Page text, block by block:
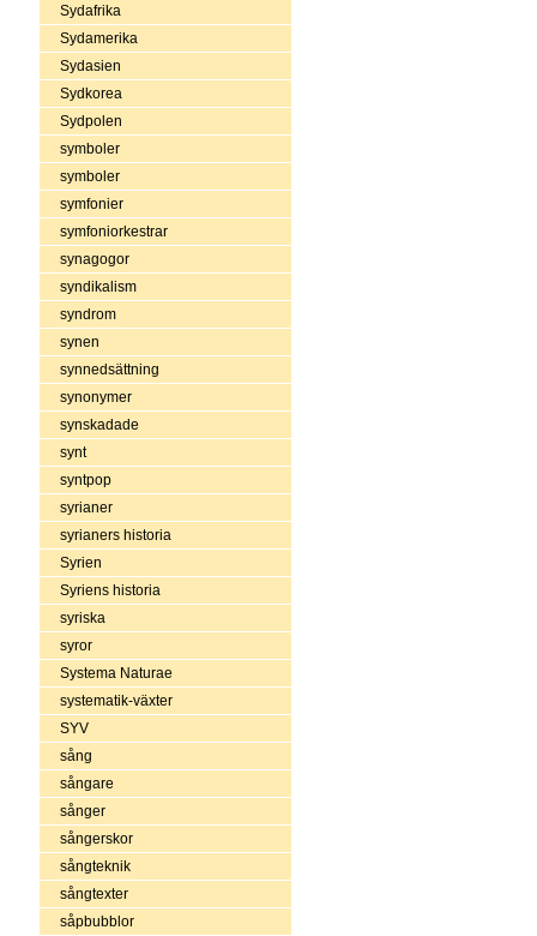
Sydafrika
Sydamerika
Sydasien
Sydkorea
Sydpolen
symboler
symboler
symfonier
symfoniorkestrar
synagogor
syndikalism
syndrom
synen
synnedsättning
synonymer
synskadade
synt
syntpop
syrianer
syrianers historia
Syrien
Syriens historia
syriska
syror
Systema Naturae
systematik-växter
SYV
sång
sångare
sånger
sångerskor
sångteknik
sångtexter
såpbubblor